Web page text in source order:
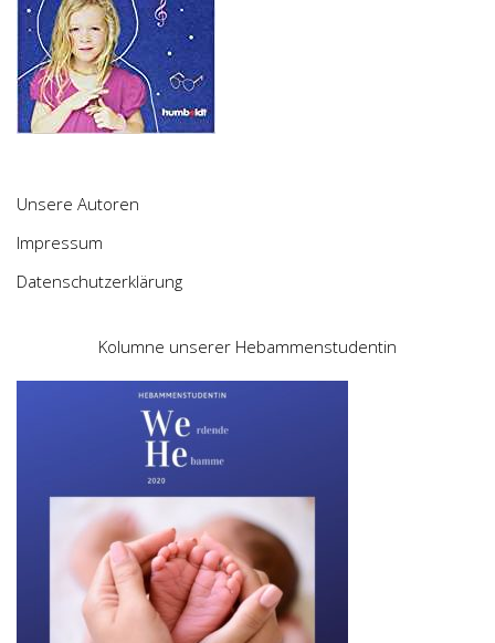
Unsere Autoren
Impressum
Datenschutzerklärung
Kolumne unserer Hebammenstudentin